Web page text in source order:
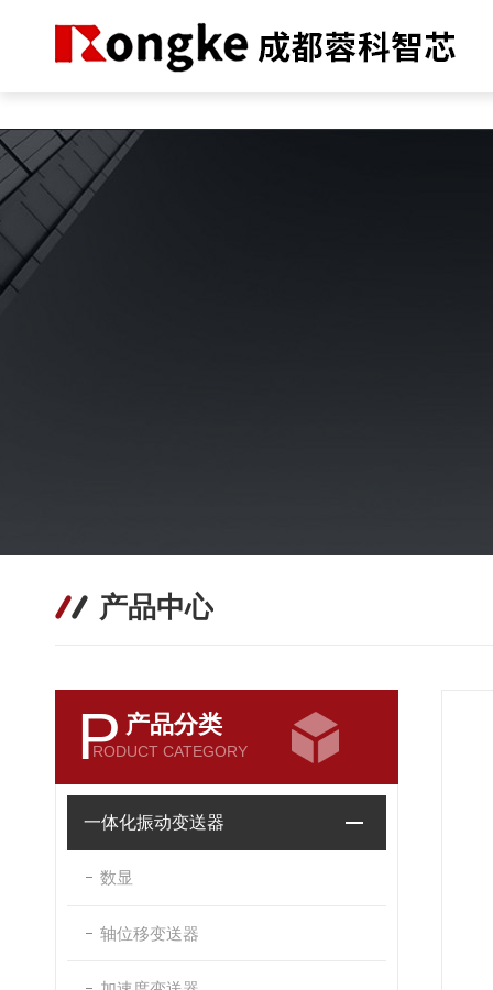
产品中心
P 产品分类
RODUCT CATEGORY
一体化振动变送器
数显
轴位移变送器